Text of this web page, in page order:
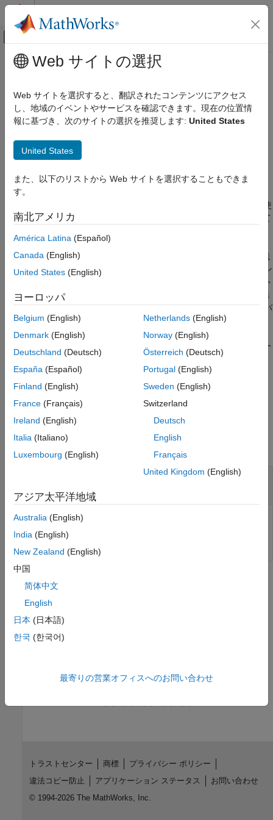
コンテンツへスキップ
オフキャンバス ナビゲーション メ
ドキュメンテーションのホーム
外部言語インターフェイス
MATLAB での Web サービス
スの呼び出し
項目一覧
構文
説明
入力引数
バージョン履歴
参考
メインコンテンツ
matlab.net.base64encode
バイト文字列またはベクトルの base 64 エンコード
構文
説明
は、base 64 エンコードを使
用してV をエンコードし、エンコードされた文字を string として
4648、セクション 4 の Base 64 Encoding を参照してください。
base 64 エンコードは、データを限られた ASCII 文字セットで送
信しなければならない、インターネット メッセージの一部のコン
を使用して、送信プロト
コルによって制御文字として誤って解釈される可能性のある特殊
文字を含む文字列をエンコードします。base64encodeは任意のバ
イナリ データをエンコードできます。
が string または文字ベクトルの場合、
はユーザー
既定のエンコードを使用して、最初にそれをバイトに変換しま
す。異なる文字エンコードを使用するには、MATLAB
unicode2native をbase64encodeに渡す前に
入力引数
エンコードするデータ
エンコードするデータ。string、文字ベクトルまたは数値ベ
クトルとして指定します。
バージョン履歴
R2016b で導入
参考
この情報は役に立ちましたか？
Web サイトの選択
Web サイトを選択すると、翻訳されたコンテンツにアクセス
し、地域のイベントやサービスを確認できます。現在の位置情
報に基づき、次のサイトの選択を推奨します: United States
United States
また、以下のリストから Web サイトを選択することもできま
す。
南北アメリカ
América Latina (Español)
Canada (English)
United States (English)
ヨーロッパ
Belgium (English)
Denmark (English)
Deutschland (Deutsch)
España (Español)
Finland (English)
France (Français)
Ireland (English)
Italia (Italiano)
Luxembourg (English)
Netherlands(English)
Norway(English)
Österreich (Deutsch)
Portugal(English)
Sweden (English)
Switzerland
Deutsch
English
Français
United Kingdom (English)
アジア太平洋地域
Australia (English)
India (English)
New Zealand (English)
中国
简体中文
English
日本 (日本語)
한국 (한국어)
最寄りの営業オフィスへのお問い合わせ
トラストセンター 商標
プライバシー ポリシー
違法コピー防止
アプリケーション ステータス
お問い合わせ
© 1994-2026 The MathWorks, Inc.